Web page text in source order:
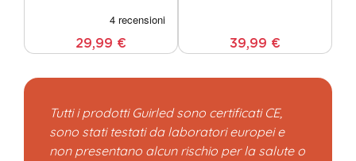
29,99 € 39,99 €
Tutti i prodotti Guirled sono certificati CE,
sono stati testati da laboratori europei e
non presentano alcun rischio per la salute o